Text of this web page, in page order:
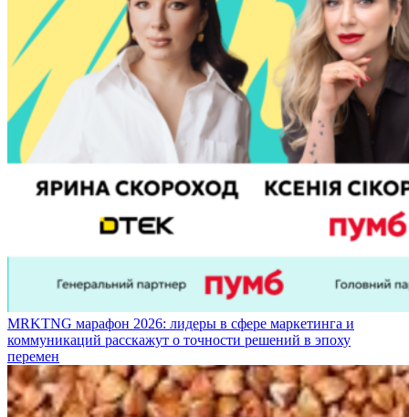
MRKTNG марафон 2026: лидеры в сфере маркетинга и
коммуникаций расскажут о точности решений в эпоху
перемен